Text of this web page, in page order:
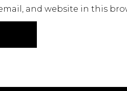
and website in this